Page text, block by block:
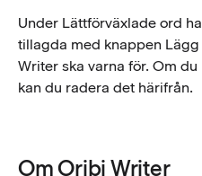
Under Lättförväxlade ord
tillagda med knappen
Writer ska varna för. Om
kan du radera det härifrån.
Om Oribi Writer